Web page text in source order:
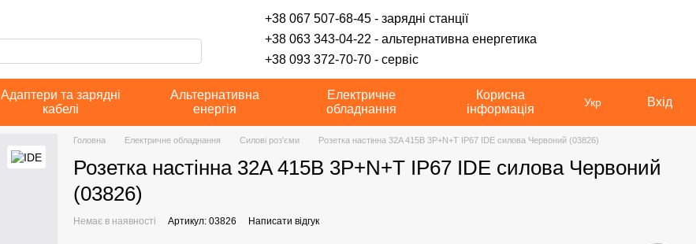
+38 067 507-68-45 - зарядні станції
+38 063 343-04-22 - альтернативна енергетика
+38 093 372-70-70 - сервіс
Адаптери та зарядні
кабелі
Альтернативна
енергія
Електричне
обладнання
Корисна
інформація
Укр Вхід
Головна Електричне обладнання Силові роз'єми Розетка настінна 32A 415В 3P+N+T IP67 IDE силова Червоний (03826)
Розетка настінна 32A 415В 3P+N+T IP67 IDE силова Червоний
(03826)
Немає в наявності Артикул: 03826 Написати відгук